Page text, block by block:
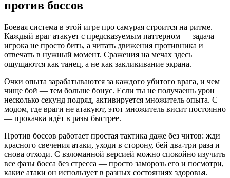
против боссов
Боевая система в этой игре про самурая строится на ритме.
Каждый враг атакует с предсказуемым паттерном — задача
игрока не просто бить, а читать движения противника и
отвечать в нужный момент. Сражения на мечах здесь
ощущаются как танец, а не как закликивание экрана.
Очки опыта зарабатываются за каждого убитого врага, и чем
чище бой — тем больше бонус. Если ты не получаешь урон
несколько секунд подряд, активируется множитель опыта. С
модом, где враги не атакуют, этот множитель висит постоянно
— прокачка идёт в разы быстрее.
Против боссов работает простая тактика даже без читов: жди
красного свечения атаки, уходи в сторону, бей два-три раза и
снова отходи. С взломанной версией можно спокойно изучить
все фазы босса без стресса — просто заморозь его и посмотри,
какие атаки он использует в разных состояниях здоровья.